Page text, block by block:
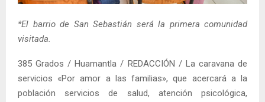
*El barrio de San Sebastián será la primera comunidad
visitada.
385 Grados / Huamantla / REDACCIÓN / La caravana de
servicios «Por amor a las familias», que acercará a la
población servicios de salud, atención psicológica,